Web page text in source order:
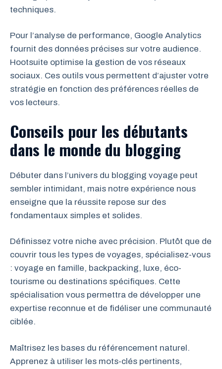
techniques.
Pour l’analyse de performance, Google Analytics
fournit des données précises sur votre audience.
Hootsuite optimise la gestion de vos réseaux
sociaux. Ces outils vous permettent d’ajuster votre
stratégie en fonction des préférences réelles de
vos lecteurs.
Conseils pour les débutants
dans le monde du blogging
Débuter dans l’univers du blogging voyage peut
sembler intimidant, mais notre expérience nous
enseigne que la réussite repose sur des
fondamentaux simples et solides.
Définissez votre niche avec précision. Plutôt que de
couvrir tous les types de voyages, spécialisez-vous
: voyage en famille, backpacking, luxe, éco-
tourisme ou destinations spécifiques. Cette
spécialisation vous permettra de développer une
expertise reconnue et de fidéliser une communauté
ciblée.
Maîtrisez les bases du référencement naturel.
Apprenez à utiliser les mots-clés pertinents,